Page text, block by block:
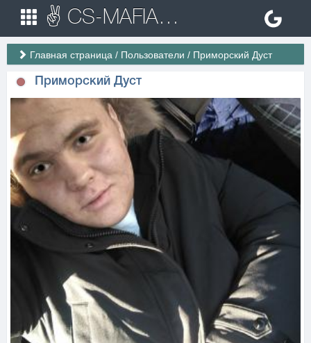
✌ CS-MAFIA.RU ✌ Игровые сервера Counter Strike 1.6
Главная страница / Пользователи / Приморский Дуст
Приморский Дуст